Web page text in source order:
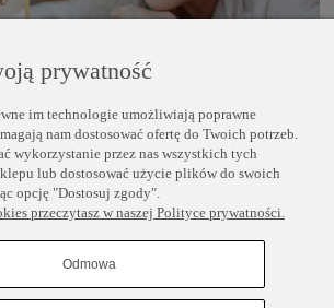
prywatność
im technologie umożliwiają poprawne
nam dostosować ofertę do Twoich potrzeb.
wykorzystanie przez nas wszystkich tych
lub dostosować użycie plików do swoich
opcję "Dostosuj zgody".
przeczytasz w naszej Polityce prywatności.
Odmowa